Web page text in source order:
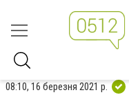
08:10, 16 березня 2021 р.